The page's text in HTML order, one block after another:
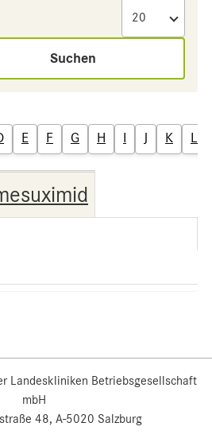
Suchen
E F G H I J K L
Landeskliniken Betriebsgesellschaft
mbH
48, A-5020 Salzburg